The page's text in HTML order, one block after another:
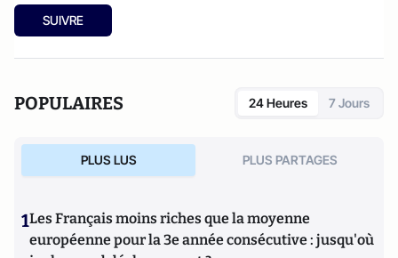
SUIVRE
POPULAIRES 24 Heures 7 Jours
PLUS LUS PLUS PARTAGES
1Les Français moins riches que la moyenne
européenne pour la 3e année consécutive : jusqu'où